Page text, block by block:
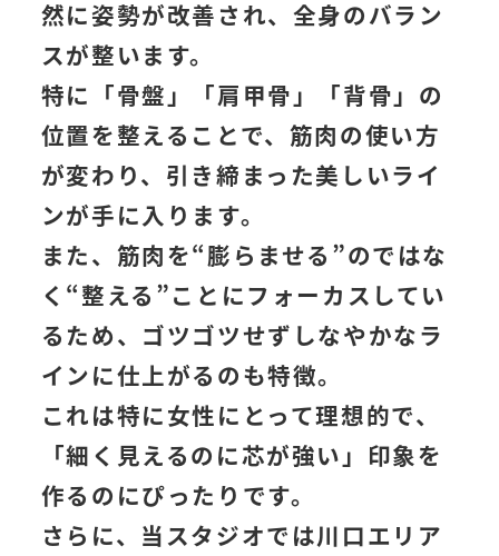
然に姿勢が改善され、全身のバラン
スが整います。
特に「骨盤」「肩甲骨」「背骨」の
位置を整えることで、筋肉の使い方
が変わり、引き締まった美しいライ
ンが手に入ります。
また、筋肉を“膨らませる”のではな
く“整える”ことにフォーカスしてい
るため、ゴツゴツせずしなやかなラ
インに仕上がるのも特徴。
これは特に女性にとって理想的で、
「細く見えるのに芯が強い」印象を
作るのにぴったりです。
さらに、当スタジオでは川口エリア